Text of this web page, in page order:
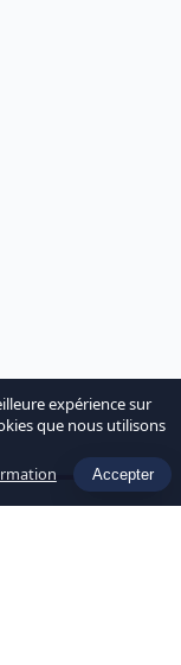
expérience sur
que nous utilisons
Accepter